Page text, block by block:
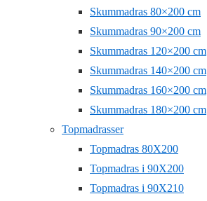
Skummadras 80×200 cm
Skummadras 90×200 cm
Skummadras 120×200 cm
Skummadras 140×200 cm
Skummadras 160×200 cm
Skummadras 180×200 cm
Topmadrasser
Topmadras 80X200
Topmadras i 90X200
Topmadras i 90X210